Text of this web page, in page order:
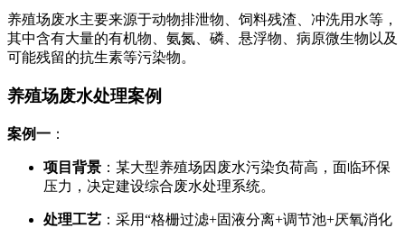
养殖场废水主要来源于动物排泄物、饲料残渣、冲洗用水等，
其中含有大量的有机物、氨氮、磷、悬浮物、病原微生物以及
可能残留的抗生素等污染物。
养殖场废水处理案例
案例一 ：
项目背景 ：某大型养殖场因废水污染负荷高，面临环保
压力，决定建设综合废水处理系统。
处理工艺 ：采用“格栅过滤+固液分离+调节池+厌氧消化